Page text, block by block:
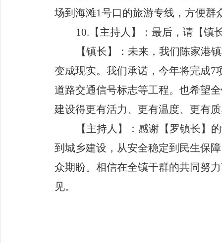
场到海滩1号口的旅游专线，方便群
10. 【主持人】 ：最后，请 【镇
【镇长】
：未来，我们陈家港
变成现实。我们承诺，今年将完成7
道路交通信号标志等工程。也希望
建设得更有活力、更有温度、更有
【主持人】
：感谢 【罗镇长】
到城乡建设， 从安全稳定到民生保
众期盼。相信在全镇干群的共同努
见。